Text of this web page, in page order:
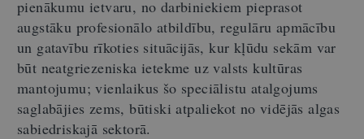
pienākumu ietvaru, no darbiniekiem pieprasot
augstāku profesionālo atbildību, regulāru apmācību
un gatavību rīkoties situācijās, kur kļūdu sekām var
būt neatgriezeniska ietekme uz valsts kultūras
mantojumu; vienlaikus šo speciālistu atalgojums
saglabājies zems, būtiski atpaliekot no vidējās algas
sabiedriskajā sektorā.